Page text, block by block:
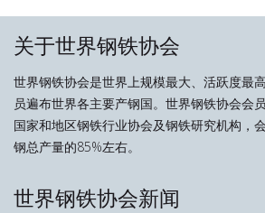
关于世界钢铁协会
世界钢铁协会是世界上规模最大、活跃度最
员遍布世界各主要产钢国。世界钢铁协会会
国家和地区钢铁行业协会及钢铁研究机构，
钢总产量的85%左右。
世界钢铁协会新闻